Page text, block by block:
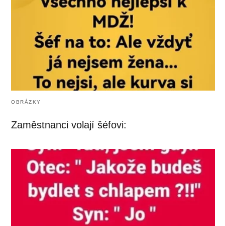
OBRÁZKY
Zaměstnanci volají šéfovi: